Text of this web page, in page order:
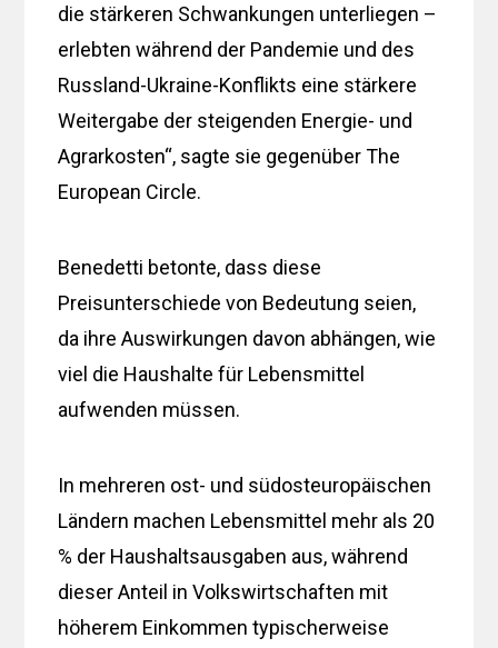
die stärkeren Schwankungen unterliegen –
erlebten während der Pandemie und des
Russland-Ukraine-Konflikts eine stärkere
Weitergabe der steigenden Energie- und
Agrarkosten“, sagte sie gegenüber The
European Circle.
Benedetti betonte, dass diese
Preisunterschiede von Bedeutung seien,
da ihre Auswirkungen davon abhängen, wie
viel die Haushalte für Lebensmittel
aufwenden müssen.
In mehreren ost- und südosteuropäischen
Ländern machen Lebensmittel mehr als 20
% der Haushaltsausgaben aus, während
dieser Anteil in Volkswirtschaften mit
höherem Einkommen typischerweise